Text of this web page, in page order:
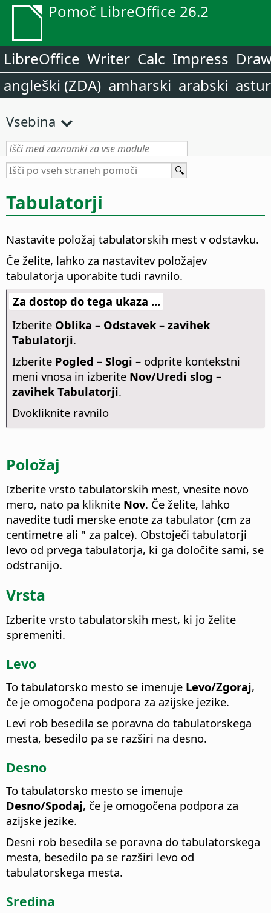
Pomoč LibreOffice 26.2
LibreOffice Writer Calc Impress
angleški (ZDA) amharski arabski
Vsebina
Tabulatorji
Nastavite položaj tabulatorskih mest v odstavku.
Če želite, lahko za nastavitev položajev
tabulatorja uporabite tudi ravnilo.
Za dostop do tega ukaza ...
Izberite Oblika – Odstavek – zavihek
Tabulatorji.
Izberite Pogled – Slogi – odprite kontekstni
meni vnosa in izberite Nov/Uredi slog –
zavihek Tabulatorji.
Dvokliknite ravnilo
Položaj
Izberite vrsto tabulatorskih mest, vnesite novo
mero, nato pa kliknite Nov. Če želite, lahko
navedite tudi merske enote za tabulator (cm za
centimetre ali " za palce). Obstoječi tabulatorji
levo od prvega tabulatorja, ki ga določite sami, se
odstranijo.
Vrsta
Izberite vrsto tabulatorskih mest, ki jo želite
spremeniti.
Levo
To tabulatorsko mesto se imenuje Levo/Zgoraj,
če je omogočena podpora za azijske jezike.
Levi rob besedila se poravna do tabulatorskega
mesta, besedilo pa se razširi na desno.
Desno
To tabulatorsko mesto se imenuje
Desno/Spodaj, če je omogočena podpora za
azijske jezike.
Desni rob besedila se poravna do tabulatorskega
mesta, besedilo pa se razširi levo od
tabulatorskega mesta.
Sredina